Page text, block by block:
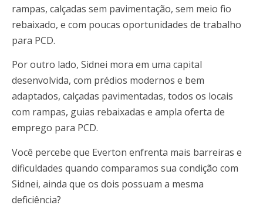
rampas, calçadas sem pavimentação, sem meio fio
rebaixado, e com poucas oportunidades de trabalho
para PCD.
Por outro lado, Sidnei mora em uma capital
desenvolvida, com prédios modernos e bem
adaptados, calçadas pavimentadas, todos os locais
com rampas, guias rebaixadas e ampla oferta de
emprego para PCD.
Você percebe que Everton enfrenta mais barreiras e
dificuldades quando comparamos sua condição com
Sidnei, ainda que os dois possuam a mesma
deficiência?